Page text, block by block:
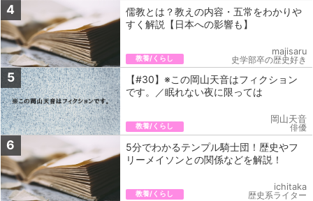
4
儒教とは？教えの内容・五常をわかりや
すく解説【日本への影響も】
教養/くらし
majisaru
史学部卒の歴史好き
5
【#30】※この岡山天音はフィクション
です。／眠れない夜に限っては
教養/くらし
岡山天音
俳優
6
5分でわかるテンプル騎士団！歴史やフ
リーメイソンとの関係などを解説！
教養/くらし
ichitaka
歴史系ライター